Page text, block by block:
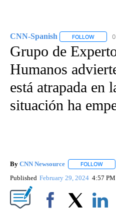
CNN-Spanish FOLLOW
Grupo de
Humanos
está atrapada en
situación ha
By CNN Newsource FOLLOW
Published February 29, 2024 4:57 PM